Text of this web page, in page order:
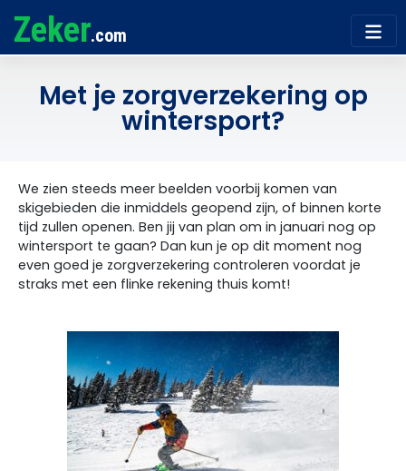
Zeker.com
Met je zorgverzekering op
wintersport?
We zien steeds meer beelden voorbij komen van
skigebieden die inmiddels geopend zijn, of binnen korte
tijd zullen openen. Ben jij van plan om in januari nog op
wintersport te gaan? Dan kun je op dit moment nog
even goed je zorgverzekering controleren voordat je
straks met een flinke rekening thuis komt!